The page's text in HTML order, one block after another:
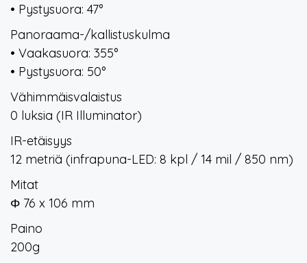
• Pystysuora: 47°
Panoraama-/kallistuskulma
• Vaakasuora: 355°
• Pystysuora: 50°
Vähimmäisvalaistus
0 luksia (IR Illuminator)
IR-etäisyys
12 metriä (infrapuna-LED: 8 kpl / 14 mil / 850 nm)
Mitat
Φ 76 x 106 mm
Paino
200g